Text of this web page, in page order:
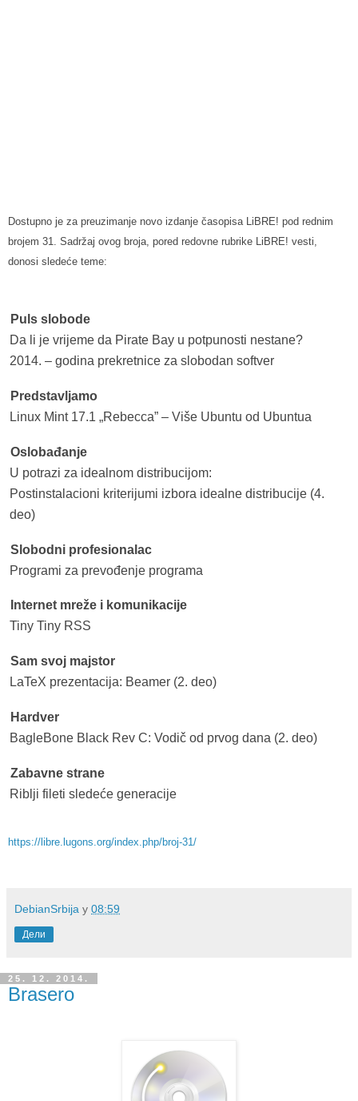
Dostupno je za preuzimanje novo izdanje časopisa LiBRE! pod rednim
brojem 31. Sadržaj ovog broja, pored redovne rubrike LiBRE! vesti,
donosi sledeće teme:
Puls slobode
Da li je vrijeme da Pirate Bay u potpunosti nestane?
2014. – godina prekretnice za slobodan softver
Predstavljamo
Linux Mint 17.1 „Rebecca” – Više Ubuntu od Ubuntua
Oslobađanje
U potrazi za idealnom distribucijom:
Postinstalacioni kriterijumi izbora idealne distribucije (4.
deo)
Slobodni profesionalac
Programi za prevođenje programa
Internet mreže i komunikacije
Tiny Tiny RSS
Sam svoj majstor
LaTeX prezentacija: Beamer (2. deo)
Hardver
BagleBone Black Rev C: Vodič od prvog dana (2. deo)
Zabavne strane
Riblji fileti sledeće generacije
https://libre.lugons.org/index.php/broj-31/
DebianSrbija у 08:59
Дели
25. 12. 2014.
Brasero